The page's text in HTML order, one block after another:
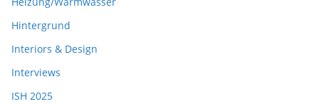
Hintergrund
Interiors & Design
Interviews
ISH 2025